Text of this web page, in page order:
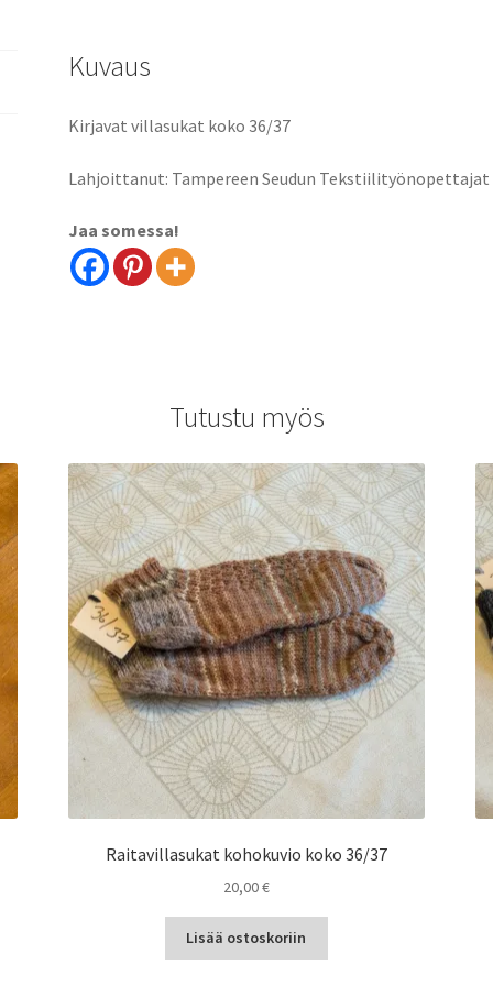
Kuvaus
Kirjavat villasukat koko 36/37
Lahjoittanut: Tampereen Seudun Tekstiilityönopettajat
Jaa somessa!
Tutustu myös
Raitavillasukat kohokuvio koko 36/37
20,00€
Lisää ostoskoriin